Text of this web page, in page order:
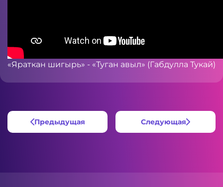
«Яраткан шигырь» - «Туган авыл» (Габдулла Тукай)
Предыдущая Следующая